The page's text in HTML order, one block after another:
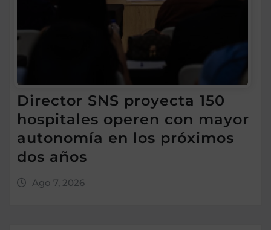
Director SNS proyecta 150
hospitales operen con mayor
autonomía en los próximos
dos años
Ago 7, 2026